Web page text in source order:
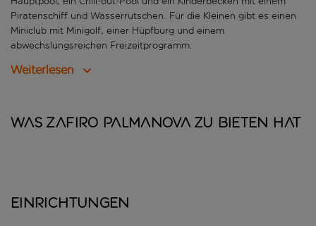
Piratenschiff und Wasserrutschen. Für die Kleinen gibt es einen
Miniclub mit Minigolf, einer Hüpfburg und einem
abwechslungsreichen Freizeitprogramm.
Weiterlesen
Was Zafiro Palmanova zu bieten hat
Einrichtungen